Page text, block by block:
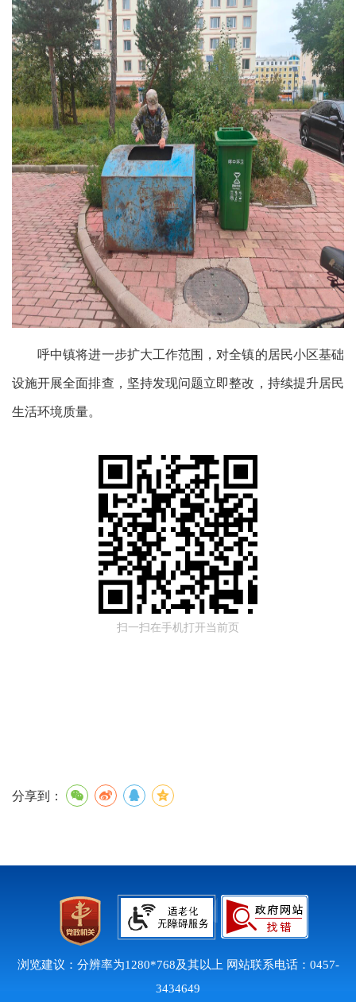
呼中镇将进一步扩大工作范围，对全镇的居民小区基础
设施开展全面排查，坚持发现问题立即整改，持续提升居民
生活环境质量。
扫一扫在手机打开当前页
分享到：
浏览建议：分辨率为1280*768及其以上 网站联系电话：0457-
3434649